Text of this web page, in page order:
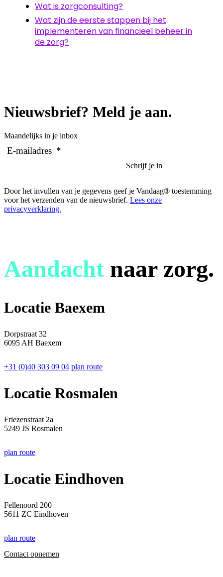
Wat is zorgconsulting?
Wat zijn de eerste stappen bij het
implementeren van financieel beheer in
de zorg?
Nieuwsbrief? Meld je aan.
Maandelijks in je inbox
E-mailadres *
Door het invullen van je gegevens geef je Vandaag® toestemming
voor het verzenden van de nieuwsbrief. Lees onze
privacyverklaring.
Aandacht naar zorg.
Locatie Baexem
Dorpstraat 32
6095 AH Baexem
+31 (0)40 303 09 04 plan route
Locatie Rosmalen
Friezenstraat 2a
5249 JS Rosmalen
plan route
Locatie Eindhoven
Fellenoord 200
5611 ZC Eindhoven
plan route
Contact opnemen